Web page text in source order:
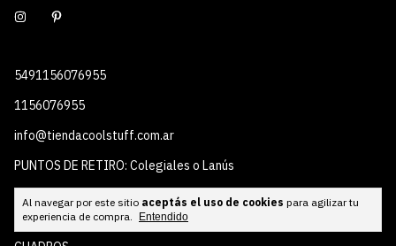
Al navegar por este sitio aceptás el uso de cookies para agilizar tu
experiencia de compra.
Entendido
5491156076955
1156076955
info@tiendacoolstuff.com.ar
PUNTOS DE RETIRO: Colegiales o Lanús
Inicio